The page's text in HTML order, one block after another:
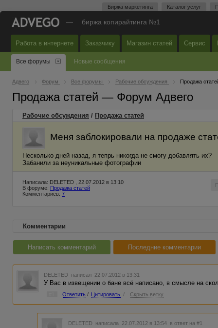
Биржа маркетинга Каталог услуг
— биржа копирайтинга №1
Работа в интернете Заказчику Магазин статей Сервис
Все форумы Новые сообщения
Адвего Форум Все форумы Рабочие обсуждения Продажа
Продажа статей — Форум Адвего
Рабочие обсуждения / Продажа статей
Меня заблокировали на продаже
Несколько дней назад, я тепрь никогда не смогу добавлять их?
Забанили за неуникальные фотографии
Написала: DELETED , 22.07.2012 в 13:10
В форуме: Продажа статей
Комментариев: 7
Комментарии
Написать комментарий Последние комментарии
DELETED написал 22.07.2012 в 13:31
У Вас в извещении о бане всё написано, в смысле на
Ответить / Цитировать / Скрыть ветку
DELETED написала 22.07.2012 в 13:54 в ответ на #1